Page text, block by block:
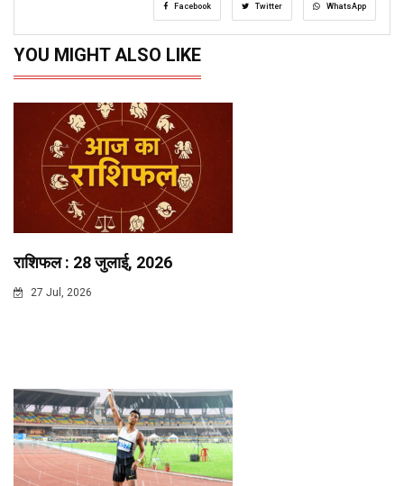
Facebook Twitter WhatsApp
YOU MIGHT ALSO LIKE
राशिफल : 28 जुलाई, 2026
27 Jul, 2026